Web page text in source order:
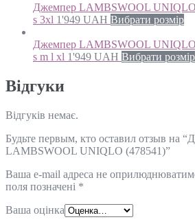
Джемпер LAMBSWOOL
s 3xl 1'949 UAH Вибрати розмір
Джемпер LAMBSWOOL
s m l xl 1'949 UAH Вибрати розмір
Відгуки
Відгуків немає.
Будьте первым, кто оставил отзыв на
LAMBSWOOL UNIQLO (478541)”
Ваша e-mail адреса не
поля позначені *
Ваша оцінка